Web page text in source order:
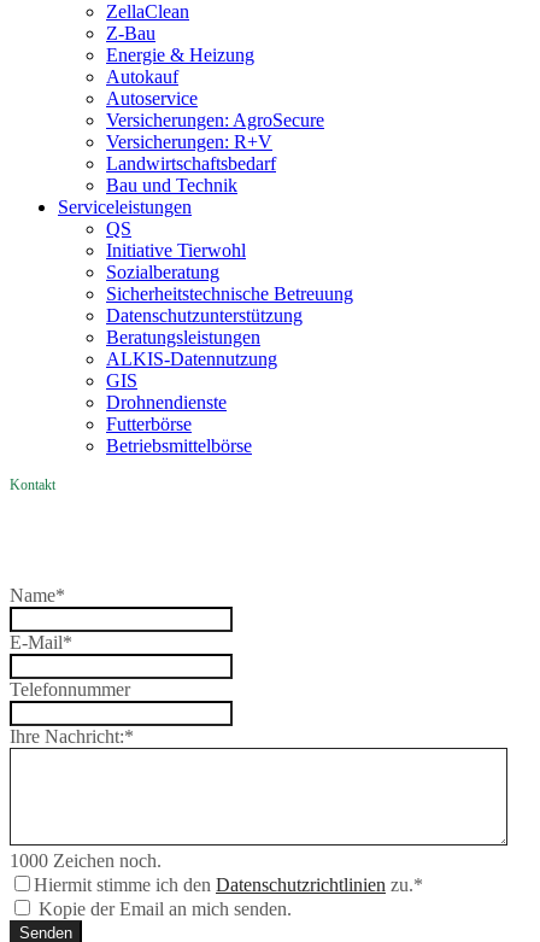
ZellaClean
Z-Bau
Energie & Heizung
Autokauf
Autoservice
Versicherungen: AgroSecure
Versicherungen: R+V
Landwirtschaftsbedarf
Bau und Technik
Service­­leistungen
QS
Initiative Tierwohl
Sozialberatung
Sicherheitstechnische Betreuung
Datenschutzunterstützung
Beratungsleistungen
ALKIS-Datennutzung
GIS
Drohnendienste
Futterbörse
Betriebsmittelbörse
Kontakt
Name*
E-Mail*
Telefonnummer
Ihre Nachricht:*
1000 Zeichen noch.
Hiermit stimme ich den Datenschutzrichtlinien zu.*
Kopie der Email an mich senden.
Senden